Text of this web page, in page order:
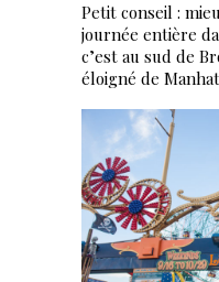
Petit conseil :
journée entière
c’est au sud de
éloigné de